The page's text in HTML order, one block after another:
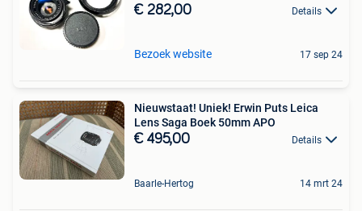
€ 282,00 Details
Bezoek website 17 sep 24
Nieuwstaat! Uniek! Erwin Puts Leica
Lens Saga Boek 50mm APO
€ 495,00 Details
Baarle-Hertog 14 mrt 24